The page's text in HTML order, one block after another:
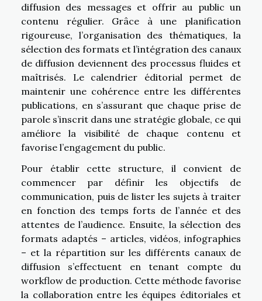
diffusion des messages et offrir au public un
contenu régulier. Grâce à une planification
rigoureuse, l’organisation des thématiques, la
sélection des formats et l’intégration des canaux
de diffusion deviennent des processus fluides et
maîtrisés. Le calendrier éditorial permet de
maintenir une cohérence entre les différentes
publications, en s’assurant que chaque prise de
parole s’inscrit dans une stratégie globale, ce qui
améliore la visibilité de chaque contenu et
favorise l’engagement du public.
Pour établir cette structure, il convient de
commencer par définir les objectifs de
communication, puis de lister les sujets à traiter
en fonction des temps forts de l’année et des
attentes de l’audience. Ensuite, la sélection des
formats adaptés – articles, vidéos, infographies
– et la répartition sur les différents canaux de
diffusion s’effectuent en tenant compte du
workflow de production. Cette méthode favorise
la collaboration entre les équipes éditoriales et